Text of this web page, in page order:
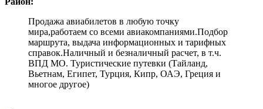
Продажа авиабилетов в любую точку
мира,работаем со всеми авиакомпаниями.Подбор
маршрута, выдача информационных и тарифных
справок.Наличный и безналичный расчет, в т.ч.
ВПД МО. Туристические путевки (Тайланд,
Вьетнам, Египет, Турция, Кипр, ОАЭ, Греция и
многое другое)